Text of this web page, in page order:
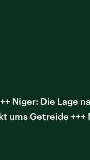
Niger: Die Lage
ums Getreide